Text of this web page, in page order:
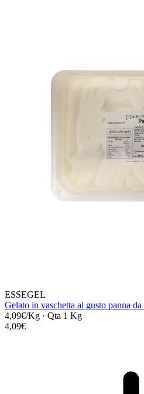
ESSEGEL
Gelato in vaschetta al gusto panna da
4,09€/Kg · Qta 1 Kg
4,09€